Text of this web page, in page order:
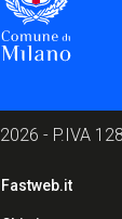
2026 - P.IVA
Fastweb.it